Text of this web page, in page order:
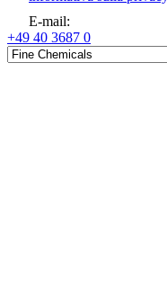
E-mail:
+49 40 3687 0